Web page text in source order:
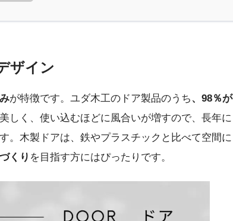
ザイン
が特徴です。ユダ木工のドア製品のうち、98％が
しく、使い込むほどに風合いが増すので、長年に
。木製ドアは、鉄やプラスチックと比べて空間に
くり を目指す方にはぴったりです。